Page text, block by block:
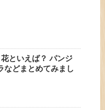
といえば？ パンジ
などまとめてみまし